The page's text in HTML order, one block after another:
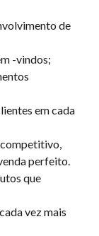
de
-vindos;
em cada
perfeito.
que
vez mais